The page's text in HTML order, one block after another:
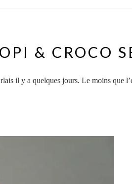
& CROCO
il y a quelques jours. Le moins que